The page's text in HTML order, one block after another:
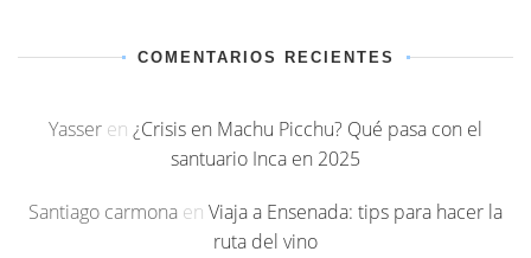
COMENTARIOS RECIENTES
Yasser en ¿Crisis en Machu Picchu? Qué pasa con el
santuario Inca en 2025
Santiago carmona en Viaja a Ensenada: tips para hacer la
ruta del vino